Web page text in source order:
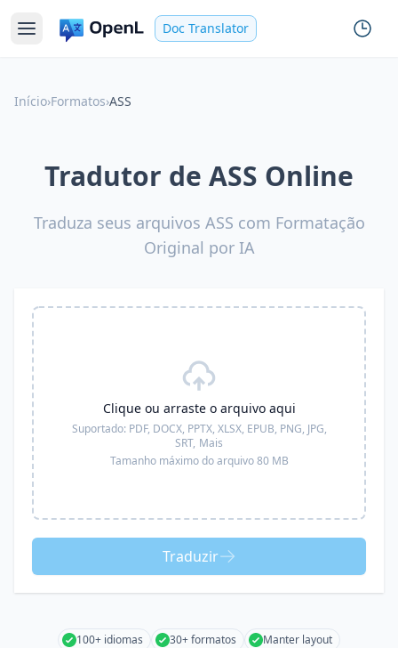
Doc Translator
Início›Formatos›ASS
Tradutor de ASS Online
Traduza seus arquivos ASS com Formatação
Original por IA
Clique ou arraste o arquivo aqui
Suportado: PDF, DOCX, PPTX, XLSX, EPUB, PNG, JPG,
SRT, Mais
Tamanho máximo do arquivo 80 MB
Traduzir
100+ idiomas 30+ formatos
Manter layout